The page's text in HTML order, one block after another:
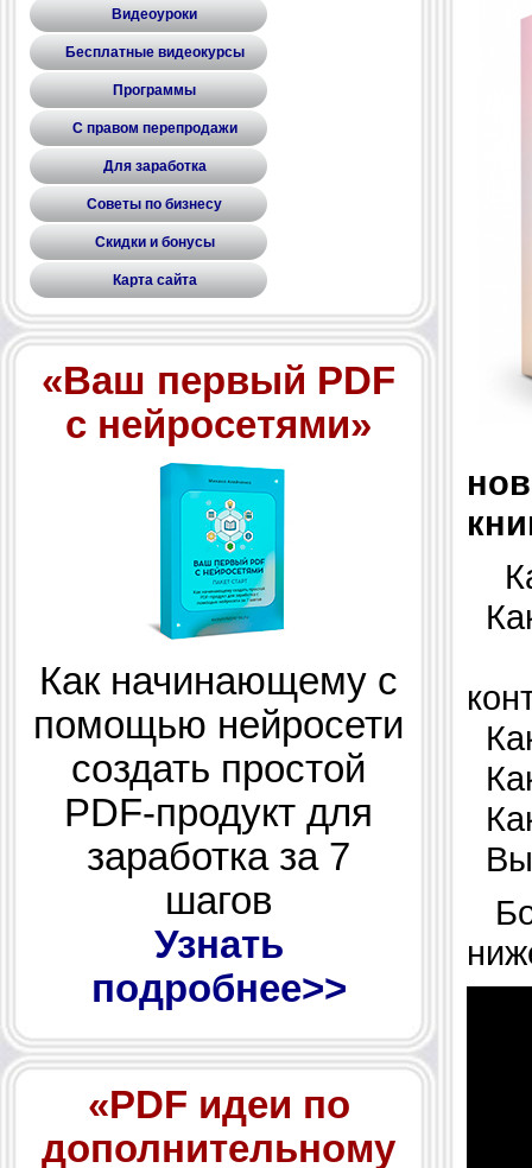
Видеоуроки
Бесплатные видеокурсы
Программы
С правом перепродажи
Для заработка
Советы по бизнесу
Скидки и бонусы
Карта сайта
«Ваш первый PDF
с нейросетями»
Как начинающему с
помощью нейросети
создать простой
PDF-продукт для
заработка за 7
шагов
Узнать
подробнее>>
«PDF идеи по
дополнительному
Вы